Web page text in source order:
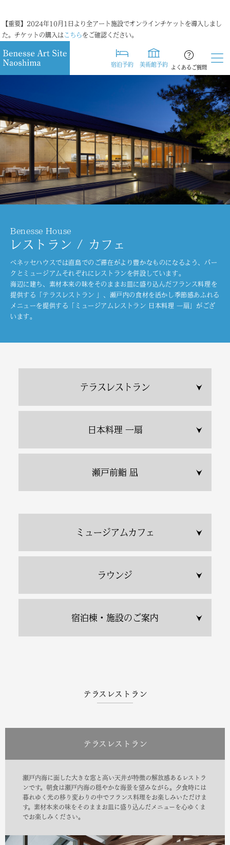
【重要】2024年10月1日より全アート施設でオンラインチケットを導入しまし
た。チケットの購入は こちらをご確認ください。
宿泊予約 美術館予約 よくあるご質問
Benesse House
レストラン / カフェ
ベネッセハウスでは直島でのご滞在がより豊かなものになるよう、パー
クとミュージアムそれぞれにレストランを併設しています。
海辺に建ち、素材本来の味をそのままお皿に盛り込んだフランス料理を
提供する「テラスレストラン 」、瀬戸内の食材を活かし季節感あふれる
メニューを提供する「ミュージアムレストラン 日本料理 一扇」がござ
います。
テラスレストラン
日本料理 一扇
瀬戸前鮨 凪
ミュージアムカフェ
ラウンジ
宿泊棟・施設のご案内
テラスレストラン
テラスレストラン
瀬戸内海に面した大きな窓と高い天井が特徴の解放感あるレストラ
ンです。朝食は瀬戸内海の穏やかな海景を望みながら。夕食時には
暮れゆく光の移り変わりの中でフランス料理をお楽しみいただけま
す。素材本来の味をそのままお皿に盛り込んだメニューを心ゆくま
でお楽しみください。